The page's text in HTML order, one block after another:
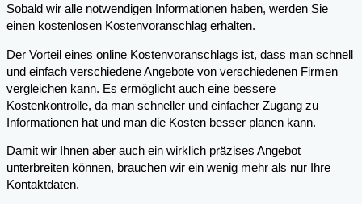
Sobald wir alle notwendigen Informationen haben, werden Sie
einen kostenlosen Kostenvoranschlag erhalten.
Der Vorteil eines online Kostenvoranschlags ist, dass man schnell
und einfach verschiedene Angebote von verschiedenen Firmen
vergleichen kann. Es ermöglicht auch eine bessere
Kostenkontrolle, da man schneller und einfacher Zugang zu
Informationen hat und man die Kosten besser planen kann.
Damit wir Ihnen aber auch ein wirklich präzises Angebot
unterbreiten können, brauchen wir ein wenig mehr als nur Ihre
Kontaktdaten.